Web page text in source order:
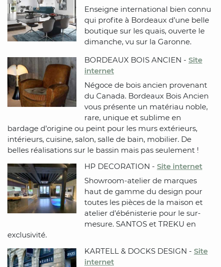
Enseigne international bien connu
qui profite à Bordeaux d’une belle
boutique sur les quais, ouverte le
dimanche, vu sur la Garonne.
BORDEAUX BOIS ANCIEN - Site
internet
Négoce de bois ancien provenant
du Canada. Bordeaux Bois Ancien
vous présente un matériau noble,
rare, unique et sublime en
bardage d’origine ou peint pour les murs extérieurs,
intérieurs, cuisine, salon, salle de bain, mobilier. De
belles réalisations sur le bassin mais pas seulement !
HP DECORATION - Site internet
Showroom-atelier de marques
haut de gamme du design pour
toutes les pièces de la maison et
atelier d’ébénisterie pour le sur-
mesure. SANTOS et TREKU en
exclusivité.
KARTELL & DOCKS DESIGN - Site
internet